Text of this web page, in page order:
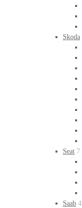
Skoda
Seat 7
Saab 4